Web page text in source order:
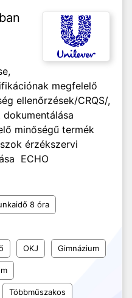
megfelelő
ellenőrzések/CRQS/,
minőségű termék
érzékszervi
ECHO
8 óra
OKJ Gimnázium
Többműszakos